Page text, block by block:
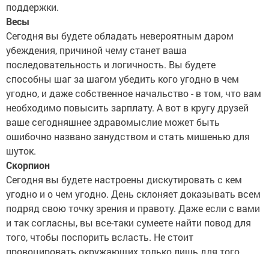
поддержки.
Весы
Сегодня вы будете обладать невероятным даром
убеждения, причиной чему станет ваша
последовательность и логичность. Вы будете
способны шаг за шагом убедить кого угодно в чем
угодно, и даже собственное начальство - в том, что вам
необходимо повысить зарплату. А вот в кругу друзей
ваше сегодняшнее здравомыслие может быть
ошибочно названо занудством и стать мишенью для
шуток.
Скорпион
Сегодня вы будете настроены дискутировать с кем
угодно и о чем угодно. День склоняет доказывать всем
подряд свою точку зрения и правоту. Даже если с вами
и так согласны, вы все-таки сумеете найти повод для
того, чтобы поспорить всласть. Не стоит